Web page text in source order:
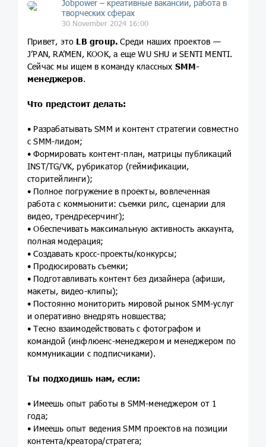
Jobpower – креативные вакансии, работа в
творческих сферах
30 November 2024 16:00
Привет, это LB group. Среди наших проектов —
J’PAN, RA’MEN, КООК, а еще WU SHU и SENTI MENTI.
Сейчас мы ищем в команду классных SMM-
менеджеров.
Что предстоит делать:
• Разрабатывать SMM и контент стратегии совместно
с SMM-лидом;
• Формировать контент-план, матрицы публикаций
INST/TG/VK, рубрикатор (геймификации,
сторитейлинги);
• Полное погружение в проекты, вовлеченная
работа с коммьюнити: съемки рилс, сценарии для
видео, трендресерчинг);
• Обеспечивать максимальную активность аккаунта,
полная модерация;
• Создавать кросс-проекты/конкурсы;
• Продюсировать съемки;
• Подготавливать контент без дизайнера (афиши,
макеты, видео-клипы);
• Постоянно мониторить мировой рынок SMM-услуг
и оперативно внедрять новшества;
• Тесно взаимодействовать с фотографом и
командой (инфлюенс-менеджером и менеджером по
коммуникации с подписчиками).
Ты подходишь нам, если:
• Имеешь опыт работы в SMM-менеджером от 1
года;
• Имеешь опыт ведения SMM проектов на позиции
контента/креатора/стратега;